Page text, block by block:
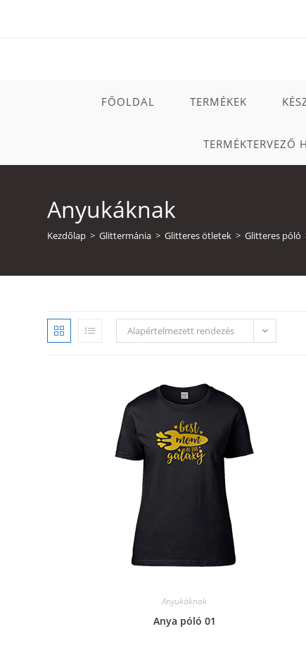
FŐOLDAL TERMÉKEK
TERMÉKTERVEZŐ
Anyukáknak
Kezdőlap > Glittermánia > Glitteres ötletek > Glitteres póló
Alapértelmezett rendezés
Anyukáknak
Anya póló 01